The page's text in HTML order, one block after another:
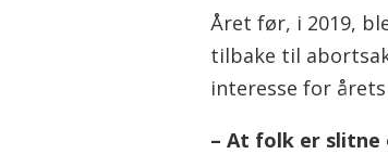
Året før, i 2019,
tilbake til
interesse for
– At folk er